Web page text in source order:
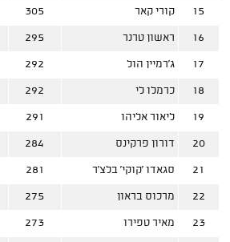
15 קורי קאר 305
16 ראשון טרנר 295
17 ג'רמיין הול 292
18 כרמלו לי 292
19 ליאור אליהו 291
20 דורון פרקינס 284
21 סגאדו 'קוקי' בלצ'ר 281
22 מרכוס בראון 275
23 מאיר טפירו 273